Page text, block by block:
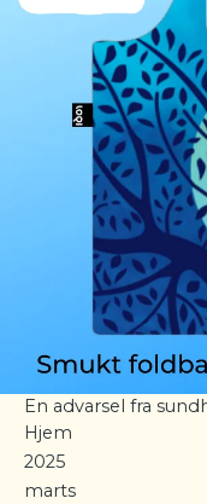
En advarsel fra
Hjem
2025
marts